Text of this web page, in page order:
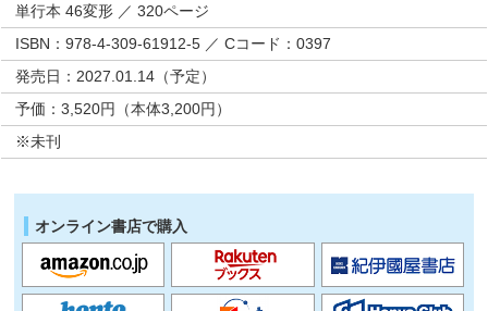
単行本 46変形 ／ 320ページ
ISBN：978-4-309-61912-5 ／ Cコード：0397
発売日：2027.01.14（予定）
予価：3,520円（本体3,200円）
※未刊
オンライン書店で購入